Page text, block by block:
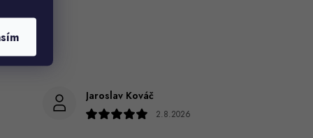
Jaroslav Kováč
2.8.2026